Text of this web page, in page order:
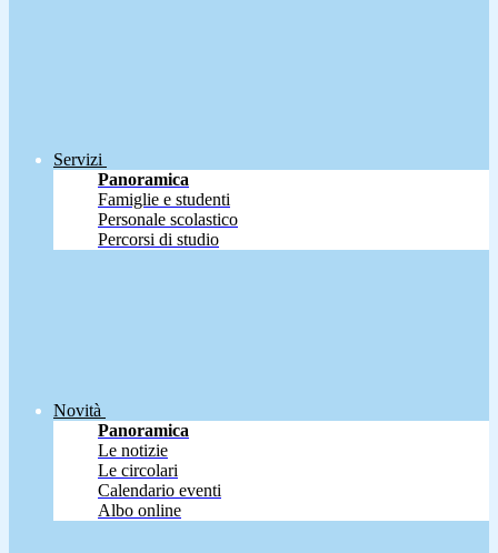
Servizi
Panoramica
Famiglie e studenti
Personale scolastico
Percorsi di studio
Novità
Panoramica
Le notizie
Le circolari
Calendario eventi
Albo online